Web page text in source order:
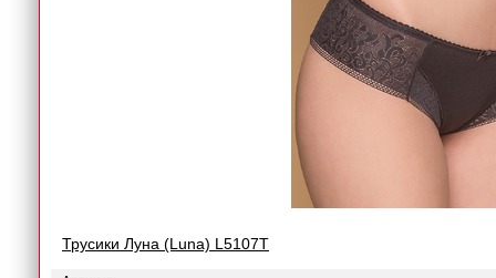
Трусики Луна (Luna) L5107T